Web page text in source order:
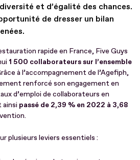
et d’égalité des chances.
de dresser un bilan
rapide en France, Five Guys
1 500 collaborateurs sur l’ensemble
à l’accompagnement de l’Agefiph,
renforcé son engagement en
d’emploi de collaborateurs en
ainsi passé de 2,39 % en 2022 à 3,68
plusieurs leviers essentiels :